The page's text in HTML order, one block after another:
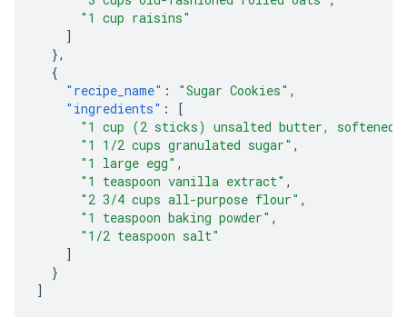
"1 cup raisins"
]
},
{
"recipe_name" : "Sugar Cookies" ,
"ingredients" :
[
"1 cup (2 sticks) unsalted butter, softened"
"1 1/2 cups granulated sugar" ,
"1 large egg" ,
"1 teaspoon vanilla extract" ,
"2 3/4 cups all-purpose flour" ,
"1 teaspoon baking powder" ,
"1/2 teaspoon salt"
]
}
]